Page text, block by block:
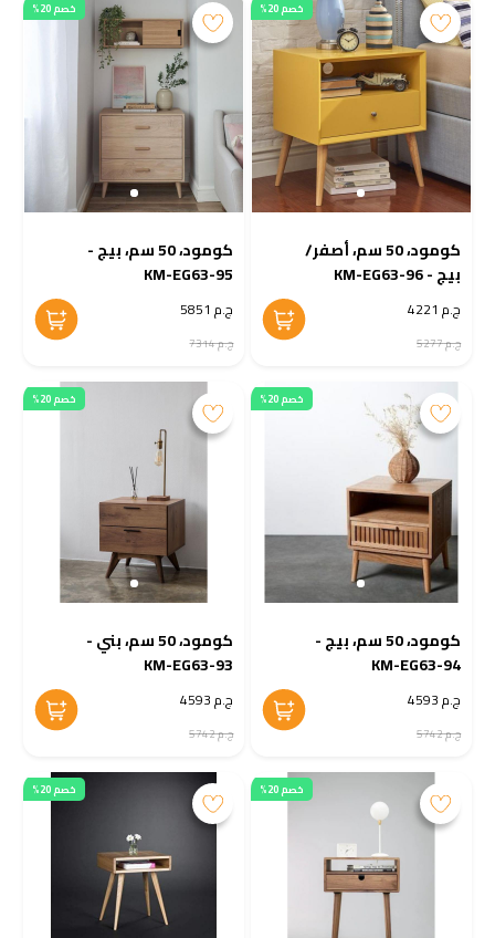
خصم 20%
كومود، 50 سم، أصفر/
بيج - KM-EG63-96
ج.م 4221
ج.م 5277
خصم 20%
كومود، 50 سم، بيج -
KM-EG63-95
ج.م 5851
ج.م 7314
خصم 20%
كومود، 50 سم، بيج -
KM-EG63-94
ج.م 4593
ج.م 5742
خصم 20%
كومود، 50 سم، بني -
KM-EG63-93
ج.م 4593
ج.م 5742
خصم 20% خصم 20%